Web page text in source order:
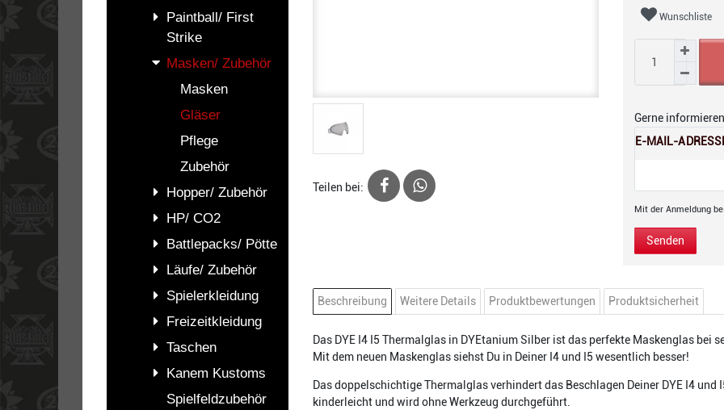
Paintball/ First
Strike
Masken/ Zubehör
Masken
Gläser
Pflege
Zubehör
Hopper/ Zubehör
HP/ CO2
Battlepacks/ Pötte
Läufe/ Zubehör
Spielerkleidung
Freizeitkleidung
Taschen
Kanem Kustoms
Spielfeldzubehör
Teilen bei:
Wunschliste
Gerne
E-MAIL-
Mit der Anmeldung
Senden
Beschreibung Weitere Details Produktbewertungen Produktsicherheit
Das DYE I4 I5 Thermalglas in DYEtanium Silber ist das perfekte Maskenglas bei
Mit dem neuen Maskenglas siehst Du in Deiner I4 und I5 wesentlich besser!
Das doppelschichtige Thermalglas verhindert das Beschlagen Deiner DYE I4
kinderleicht und wird ohne Werkzeug durchgeführt.